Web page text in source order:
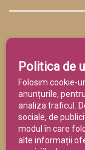
Politica de
Folosim cookie-
anunțurile,
analiza traficul.
sociale, de
modul în care
alte informații